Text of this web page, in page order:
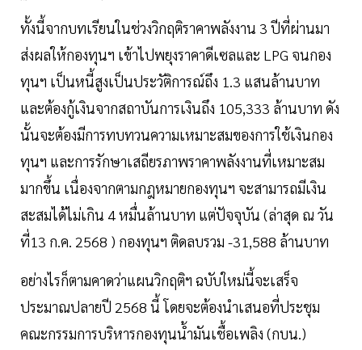
ทั้งนี้จากบทเรียนในช่วงวิกฤติราคาพลังงาน 3 ปีที่ผ่านมา
ส่งผลให้กองทุนฯ เข้าไปพยุงราคาดีเซลและ LPG จนกอง
ทุนฯ เป็นหนี้สูงเป็นประวัติการณ์ถึง 1.3 แสนล้านบาท
และต้องกู้เงินจากสถาบันการเงินถึง 105,333 ล้านบาท ดัง
นั้นจะต้องมีการทบทวนความเหมาะสมของการใช้เงินกอง
ทุนฯ และการรักษาเสถียรภาพราคาพลังงานที่เหมาะสม
มากขึ้น เนื่องจากตามกฎหมายกองทุนฯ จะสามารถมีเงิน
สะสมได้ไม่เกิน 4 หมื่นล้านบาท แต่ปัจจุบัน (ล่าสุด ณ วัน
ที่13 ก.ค. 2568 ) กองทุนฯ ติดลบรวม -31,588 ล้านบาท
อย่างไรก็ตามคาดว่าแผนวิกฤติฯ ฉบับใหม่นี้จะเสร็จ
ประมาณปลายปี 2568 นี้ โดยจะต้องนำเสนอที่ประชุม
คณะกรรมการบริหารกองทุนน้ำมันเชื้อเพลิง (กบน.)